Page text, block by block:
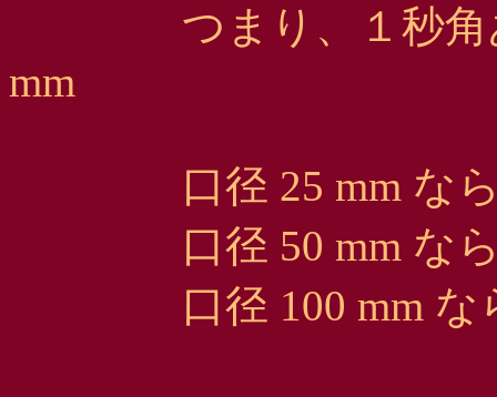
つまり、１秒角あ
mm
口径 25 mm ならば
口径 50 mm ならば
口径 100 mm なら